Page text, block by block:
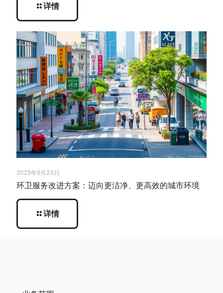
详情
2025年9月23日
环卫服务改进方案：迈向更洁净、更高效的城市环境
详情